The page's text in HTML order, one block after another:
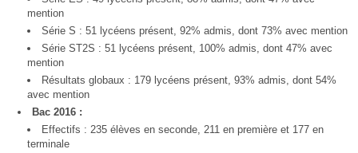
mention
Série S : 51 lycéens présent, 92% admis, dont 73% avec mention
Série ST2S : 51 lycéens présent, 100% admis, dont 47% avec
mention
Résultats globaux : 179 lycéens présent, 93% admis, dont 54%
avec mention
Bac 2016 :
Effectifs : 235 élèves en seconde, 211 en première et 177 en
terminale